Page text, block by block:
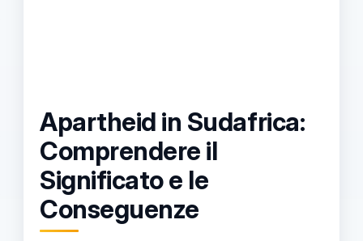
Apartheid in Sudafrica:
Comprendere il
Significato e le
Conseguenze